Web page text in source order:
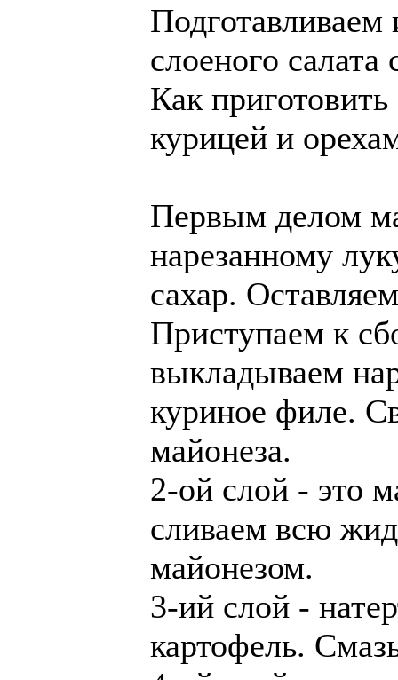
Подготавливаем
слоеного
Как
курицей и
Первым делом
нарезанному
сахар.
Приступаем к
выкладываем
куриное филе.
майонеза.
2-ой слой - это
сливаем всю
майонезом.
3-ий слой -
картофель.